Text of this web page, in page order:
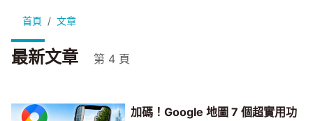
首頁 文章
最新文章 第 4 頁
加碼！Google 地圖 7 個超實用功